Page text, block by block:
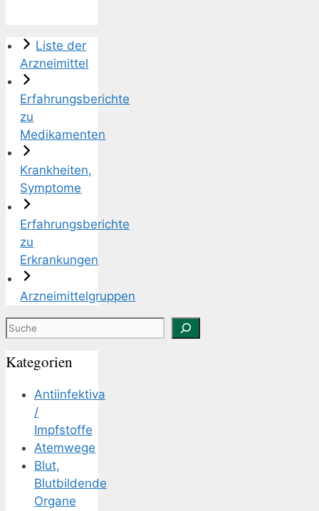
Liste der
Arzneimittel
Erfahrungsberichte
zu
Medikamenten
Krankheiten,
Symptome
Erfahrungsberichte
zu
Erkrankungen
Arzneimittelgruppen
Suchen
Kategorien
Antiinfektiva
/
Impfstoffe
Atemwege
Blut,
Blutbildende
Organe